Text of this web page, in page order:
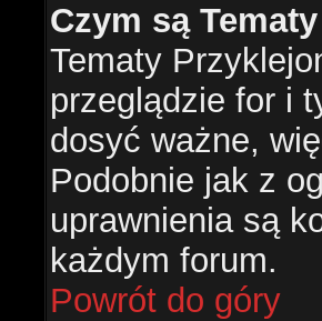
Czym są
Tematy
przeglądzie for i
dosyć ważne,
Podobnie jak z
uprawnienia są
każdym forum.
Powrót do góry